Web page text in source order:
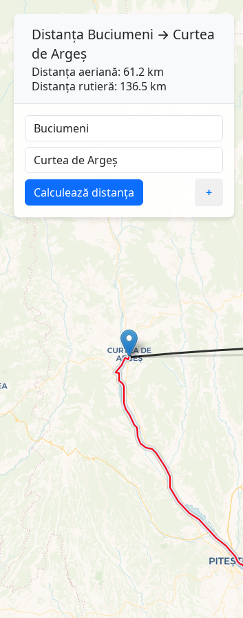
Distanța Buciumeni → Curtea
de Argeș
Distanța aeriană: 61.2 km
Distanța rutieră: 136.5 km
Calculează distanța +